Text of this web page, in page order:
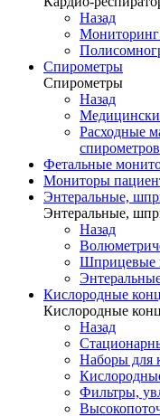
Назад
Спирометры
Спирометры
Назад
Расходные
спирометров
Фетальные
Мониторы
Энтеральные,
Энтеральные,
Назад
Шприцевые
Кислородные
Кислородные
Назад
Наборы для
Фильтры,